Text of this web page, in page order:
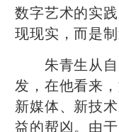
数字艺术的实
现现实，而是制
朱青生从自
发，在他看来
新媒体、新技
益的帮凶。由